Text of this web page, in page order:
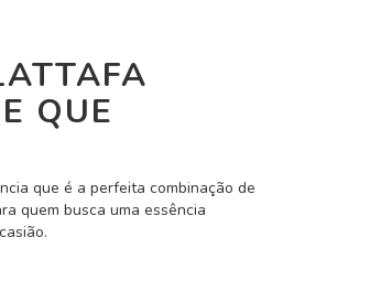
QUE
que é a perfeita combinação de
quem busca uma essência